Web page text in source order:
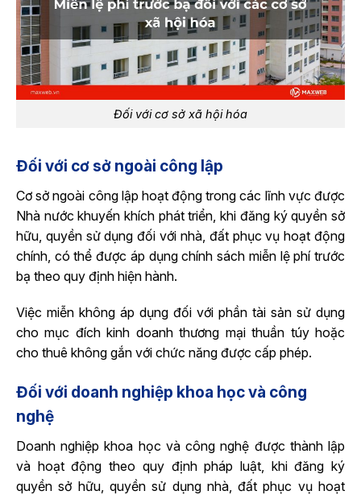
Đối với cơ sở xã hội hóa
Đối với cơ sở ngoài công lập
Cơ sở ngoài công lập hoạt động trong các lĩnh vực được
Nhà nước khuyến khích phát triển, khi đăng ký quyền sở
hữu, quyền sử dụng đối với nhà, đất phục vụ hoạt động
chính, có thể được áp dụng chính sách miễn lệ phí trước
bạ theo quy định hiện hành.
Việc miễn không áp dụng đối với phần tài sản sử dụng
cho mục đích kinh doanh thương mại thuần túy hoặc
cho thuê không gắn với chức năng được cấp phép.
Đối với doanh nghiệp khoa học và công
nghệ
Doanh nghiệp khoa học và công nghệ được thành lập
và hoạt động theo quy định pháp luật, khi đăng ký
quyền sở hữu, quyền sử dụng nhà, đất phục vụ hoạt